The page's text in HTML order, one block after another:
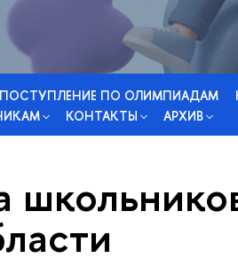
ПОСТУПЛЕНИЕ ПО ОЛИМПИАДАМ
КОНТАКТЫ АРХИВ